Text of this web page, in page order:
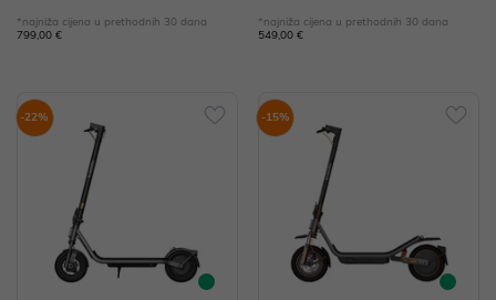
*najniža cijena u prethodnih 30 dana
799,00 €
*najniža cijena u prethodnih 30 dana
549,00 €
-22% -15%